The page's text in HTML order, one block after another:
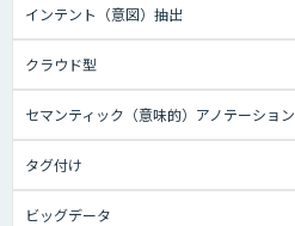
インテント（意図）抽出
クラウド型
セマンティック（意味的）アノテーション
タグ付け
ビッグデータ